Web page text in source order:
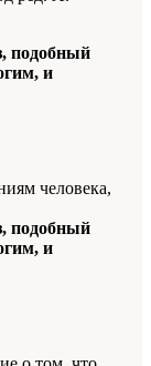
подобный
и
человека,
подобный
и